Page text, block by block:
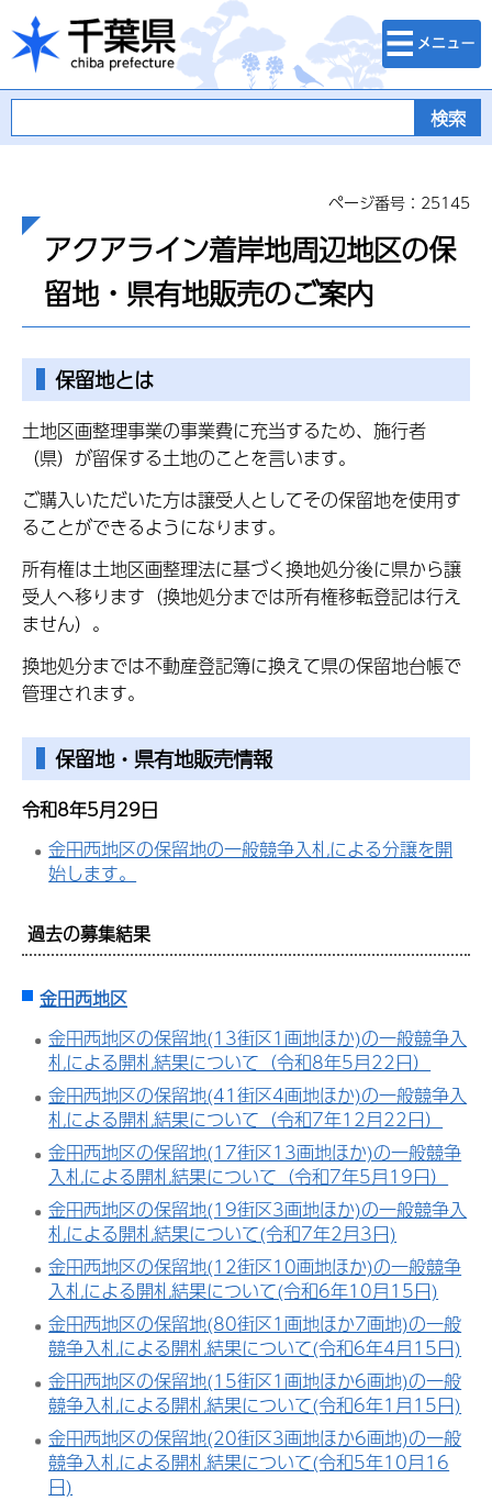
千葉県
検索・メニュ
ー
ページ番号：25145
アクアライン着岸地周辺地区の保
留地・県有地販売のご案内
保留地とは
土地区画整理事業の事業費に充当するため、施行者
（県）が留保する土地のことを言います。
ご購入いただいた方は譲受人としてその保留地を使用す
ることができるようになります。
所有権は土地区画整理法に基づく換地処分後に県から譲
受人へ移ります（換地処分までは所有権移転登記は行え
ません）。
換地処分までは不動産登記簿に換えて県の保留地台帳で
管理されます。
保留地・県有地販売情報
令和8年5月29日
金田西地区の保留地の一般競争入札による分譲を開
始します。
過去の募集結果
金田西地区
金田西地区の保留地(13街区1画地ほか)の一般競争入
札による開札結果について（令和8年5月22日）
金田西地区の保留地(41街区4画地ほか)の一般競争入
札による開札結果について（令和7年12月22日）
金田西地区の保留地(17街区13画地ほか)の一般競争
入札による開札結果について（令和7年5月19日）
金田西地区の保留地(19街区3画地ほか)の一般競争入
札による開札結果について(令和7年2月3日)
金田西地区の保留地(12街区10画地ほか)の一般競争
入札による開札結果について(令和6年10月15日)
金田西地区の保留地(80街区1画地ほか7画地)の一般
競争入札による開札結果について(令和6年4月15日)
金田西地区の保留地(15街区1画地ほか6画地)の一般
競争入札による開札結果について(令和6年1月15日)
金田西地区の保留地(20街区3画地ほか6画地)の一般
競争入札による開札結果について(令和5年10月16
日)